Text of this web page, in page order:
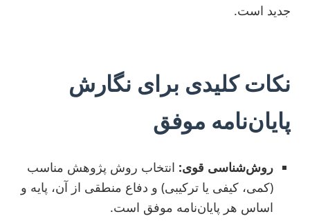
جدید است.
نکات کلیدی برای نگارش
پایان‌نامه موفق
روش‌شناسی قوی: انتخاب روش پژوهش مناسب
(کمی، کیفی یا ترکیبی) و دفاع منطقی از آن، پایه و
اساس هر پایان‌نامه موفق است.